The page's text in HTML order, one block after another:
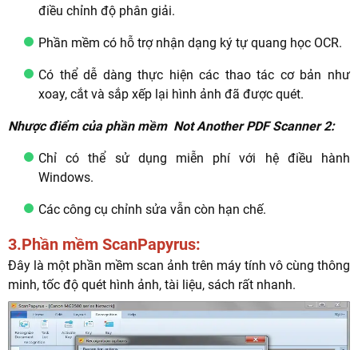
điều chỉnh độ phân giải.
Phần mềm có hỗ trợ nhận dạng ký tự quang học OCR.
Có thể dễ dàng thực hiện các thao tác cơ bản như
xoay, cắt và sắp xếp lại hình ảnh đã được quét.
Nhược điểm của phần mềm Not Another PDF Scanner 2:
Chỉ có thể sử dụng miễn phí với hệ điều hành
Windows.
Các công cụ chỉnh sửa vẫn còn hạn chế.
3.Phần mềm ScanPapyrus:
Đây là một phần mềm scan ảnh trên máy tính vô cùng thông
minh, tốc độ quét hình ảnh, tài liệu, sách rất nhanh.